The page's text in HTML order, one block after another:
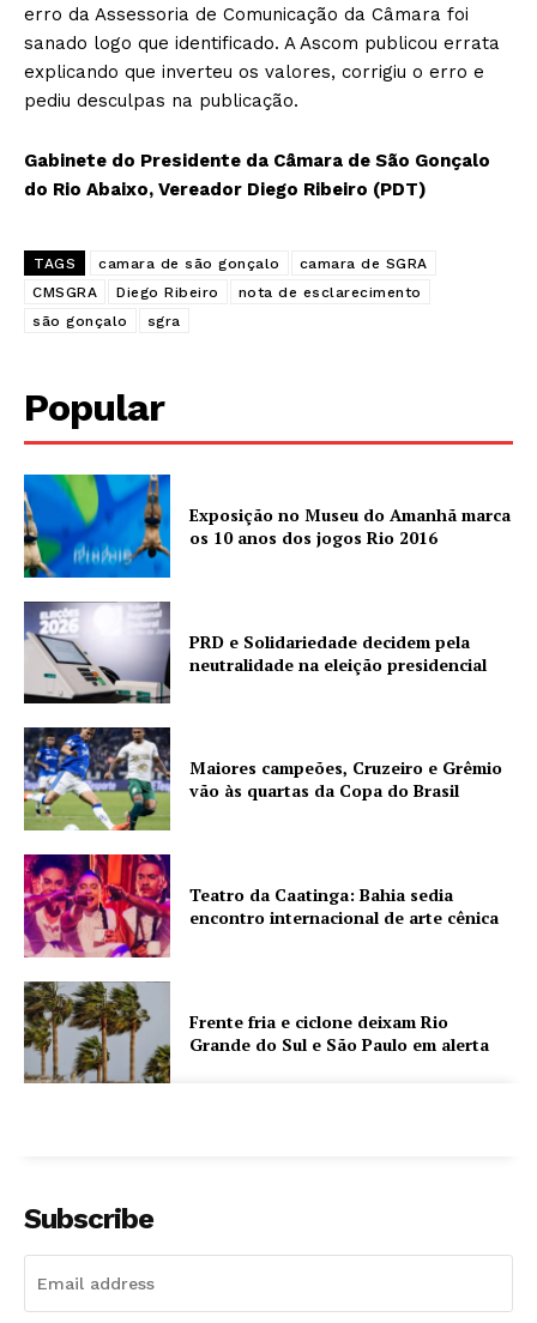
erro da Assessoria de Comunicação da Câmara foi
sanado logo que identificado. A Ascom publicou errata
explicando que inverteu os valores, corrigiu o erro e
pediu desculpas na publicação.
Gabinete do Presidente da Câmara de São Gonçalo
do Rio Abaixo, Vereador Diego Ribeiro (PDT)
TAGS camara de são gonçalo
camara de SGRA
CMSGRA
Diego Ribeiro
nota de esclarecimento
são gonçalo
sgra
Popular
Exposição no Museu do Amanhã marca
os 10 anos dos jogos Rio 2016
PRD e Solidariedade decidem pela
neutralidade na eleição presidencial
Maiores campeões, Cruzeiro e Grêmio
vão às quartas da Copa do Brasil
Teatro da Caatinga: Bahia sedia
encontro internacional de arte cênica
Frente fria e ciclone deixam Rio
Grande do Sul e São Paulo em alerta
Subscribe